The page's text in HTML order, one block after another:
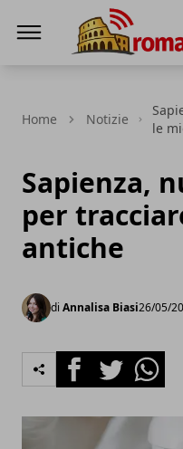
Home Notizie
le
Sapienza,
per
antiche
di Annalisa Biasi26/05/
FacebookTwitter